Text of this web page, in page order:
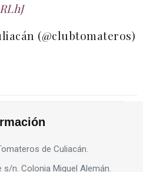
(@clubtomateros)
de Culiacán.
n. Colonia Miguel Alemán.